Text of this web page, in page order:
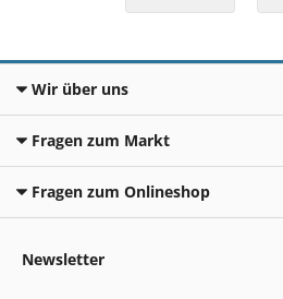
Wir über uns
Fragen zum Markt
Fragen zum Onlineshop
Newsletter